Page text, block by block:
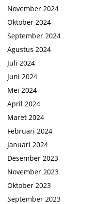
November 2024
Oktober 2024
September 2024
Agustus 2024
Juli 2024
Juni 2024
Mei 2024
April 2024
Maret 2024
Februari 2024
Januari 2024
Desember 2023
November 2023
Oktober 2023
September 2023